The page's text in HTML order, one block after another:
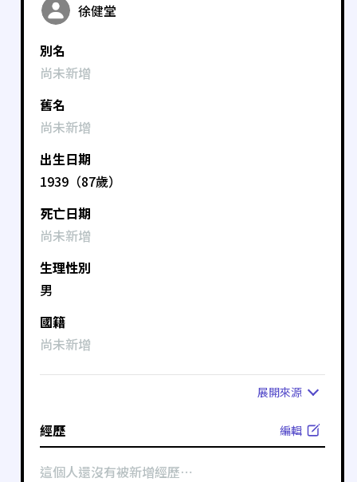
徐健堂
別名
尚未新增
舊名
尚未新增
出生日期
1939（87歲）
死亡日期
尚未新增
生理性別
男
國籍
尚未新增
展開來源
經歷 編輯
這個人還沒有被新增經歷⋯